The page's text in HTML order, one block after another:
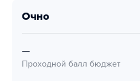
очно
—
Проходной балл бюджет